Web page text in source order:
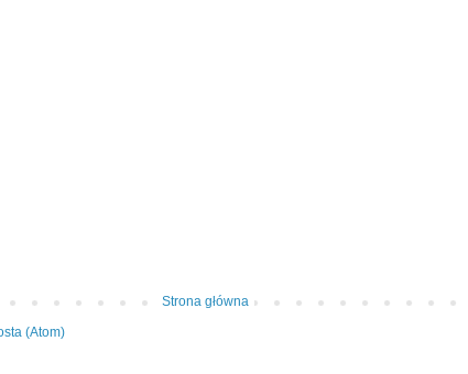
Strona główna
(Atom)